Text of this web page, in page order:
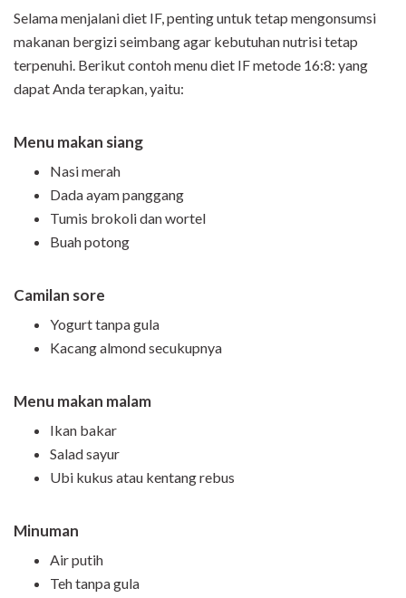
Selama menjalani diet IF, penting untuk tetap mengonsumsi
makanan bergizi seimbang agar kebutuhan nutrisi tetap
terpenuhi. Berikut contoh menu diet IF metode 16:8: yang
dapat Anda terapkan, yaitu:
Menu makan siang
Nasi merah
Dada ayam panggang
Tumis brokoli dan wortel
Buah potong
Camilan sore
Yogurt tanpa gula
Kacang almond secukupnya
Menu makan malam
Ikan bakar
Salad sayur
Ubi kukus atau kentang rebus
Minuman
Air putih
Teh tanpa gula